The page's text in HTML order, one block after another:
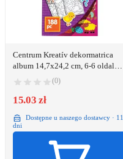
Centrum Kreatív dekormatrica
album 14,7x24,2 cm, 6-6 oldal
matricával és stencillel (89720)
(0)
15.03 zł
Dostępne u naszego dostawcy · 11
dni